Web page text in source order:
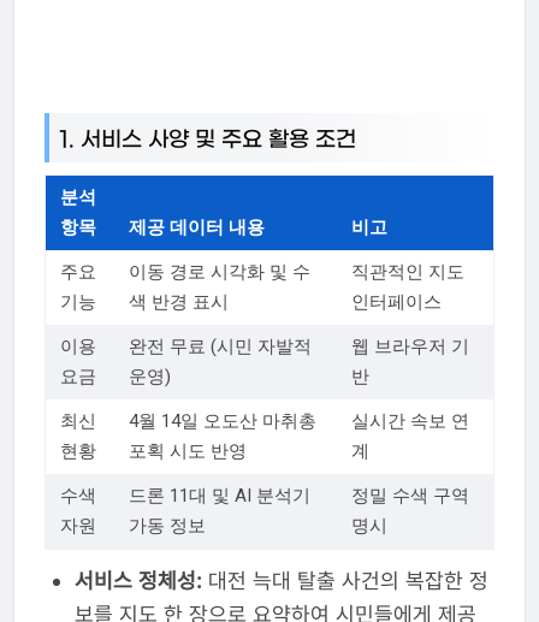
1. 서비스 사양 및 주요 활용 조건
분석
항목
제공 데이터 내용 비고
주요
기능
이동 경로 시각화 및 수
색 반경 표시
직관적인 지도
인터페이스
이용
요금
완전 무료 (시민 자발적
운영)
웹 브라우저 기
반
최신
현황
4월 14일 오도산 마취총
포획 시도 반영
실시간 속보 연
계
수색
자원
드론 11대 및 AI 분석기
가동 정보
정밀 수색 구역
명시
서비스 정체성: 대전 늑대 탈출 사건의 복잡한 정
보를 지도 한 장으로 요약하여 시민들에게 제공